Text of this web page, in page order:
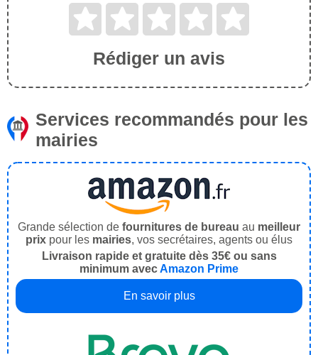
Rédiger un avis
Services recommandés pour les
mairies
Grande sélection de fournitures de bureau au meilleur
prix pour les mairies, vos secrétaires, agents ou élus
Livraison rapide et gratuite dès 35€ ou sans
minimum avecAmazon Prime
En savoir plus